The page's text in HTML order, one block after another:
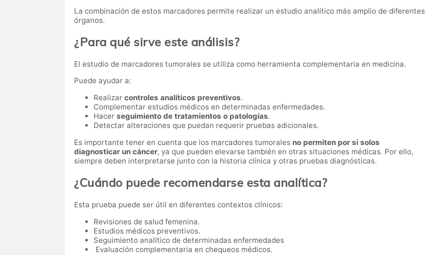
La combinación de estos marcadores permite realizar un estudio analítico más amplio de diferentes
órganos.
¿Para qué sirve este análisis?
El estudio de marcadores tumorales se utiliza como herramienta complementaria en medicina.
Puede ayudar a:
Realizar controles analíticos preventivos.
Complementar estudios médicos en determinadas enfermedades.
Hacer seguimiento de tratamientos o patologías.
Detectar alteraciones que puedan requerir pruebas adicionales.
Es importante tener en cuenta que los marcadores tumorales no permiten por sí solos
diagnosticar un cáncer, ya que pueden elevarse también en otras situaciones médicas. Por ello,
siempre deben interpretarse junto con la historia clínica y otras pruebas diagnósticas.
¿Cuándo puede recomendarse esta analítica?
Esta prueba puede ser útil en diferentes contextos clínicos:
Revisiones de salud femenina.
Estudios médicos preventivos.
Seguimiento analítico de determinadas enfermedades
Evaluación complementaria en chequeos médicos.